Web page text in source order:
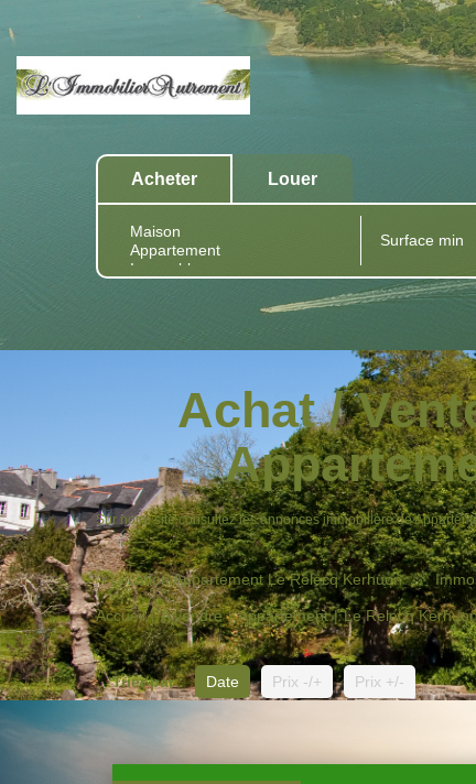
Acheter Louer
Achat /
Sur notre site consultez les annonces immobilière de
Location Appartement Le Relecq Kerhuon
Accueil A vendre Appartement Le Relecq
Trier par : Date Prix -/+ Prix +/-